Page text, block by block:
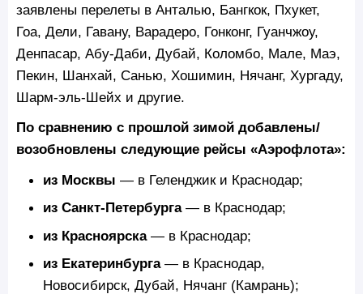
заявлены перелеты в Анталью, Бангкок, Пхукет,
Гоа, Дели, Гавану, Варадеро, Гонконг, Гуанчжоу,
Денпасар, Абу-Даби, Дубай, Коломбо, Мале, Маэ,
Пекин, Шанхай, Санью, Хошимин, Нячанг, Хургаду,
Шарм-эль-Шейх и другие.
По сравнению с прошлой зимой добавлены/
возобновлены следующие рейсы «Аэрофлота»:
из Москвы — в Геленджик и Краснодар;
из Санкт-Петербурга— в Краснодар;
из Красноярска— в Краснодар;
из Екатеринбурга— в Краснодар,
Новосибирск, Дубай, Нячанг (Камрань);